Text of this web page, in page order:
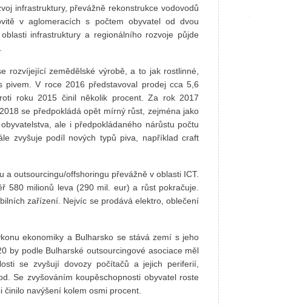
infrastruktury, převážně rekonstrukce vodovodů
v aglomeracích s počtem obyvatel od dvou
infrastruktury a regionálního rozvoje půjde
rozvíjející zemědělské výrobě, a to jak rostlinné,
V roce 2016 představoval prodej cca 5,6
roku 2015 činil několik procent. Za rok 2017
se předpokládá opět mírný růst, zejména jako
ale i předpokládaného nárůstu počtu
zvyšuje podíl nových typů piva, například craft
outsourcingu/offshoringu převážně v oblasti ICT.
580 milionů leva (290 mil. eur) a růst pokračuje.
zařízení. Nejvíc se prodává elektro, oblečení
ekonomiky a Bulharsko se stává zemí s jeho
by podle Bulharské outsourcingové asociace měl
se zvyšují dovozy počítačů a jejich periferií,
Se zvyšováním koupěschopnosti obyvatel roste
navýšení kolem osmi procent.